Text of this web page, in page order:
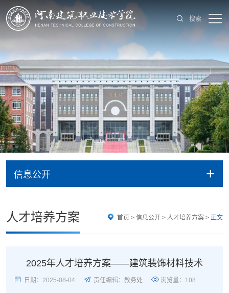
搜索
信息公开 +
人才培养方案 首页 >信息公开 >人才培养方案 >正文
2025年人才培养方案——建筑装饰材料技术
日期：2025-08-04 责任编辑：教务处 浏览量： 108